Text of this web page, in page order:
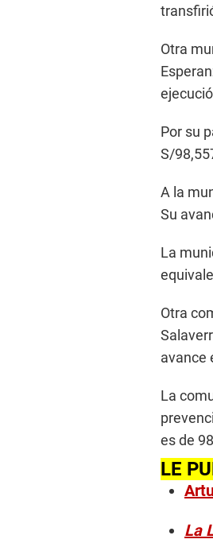
Otra
Por su
S/
A la
Su
La
Otra
avance
La
es de
LE
La